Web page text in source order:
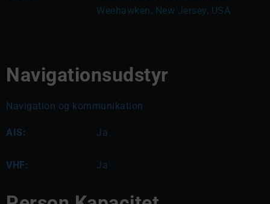
Weehawken, New Jersey, USA
Navigationsudstyr
Navigation og kommunikation
AIS: Ja
VHF: Ja